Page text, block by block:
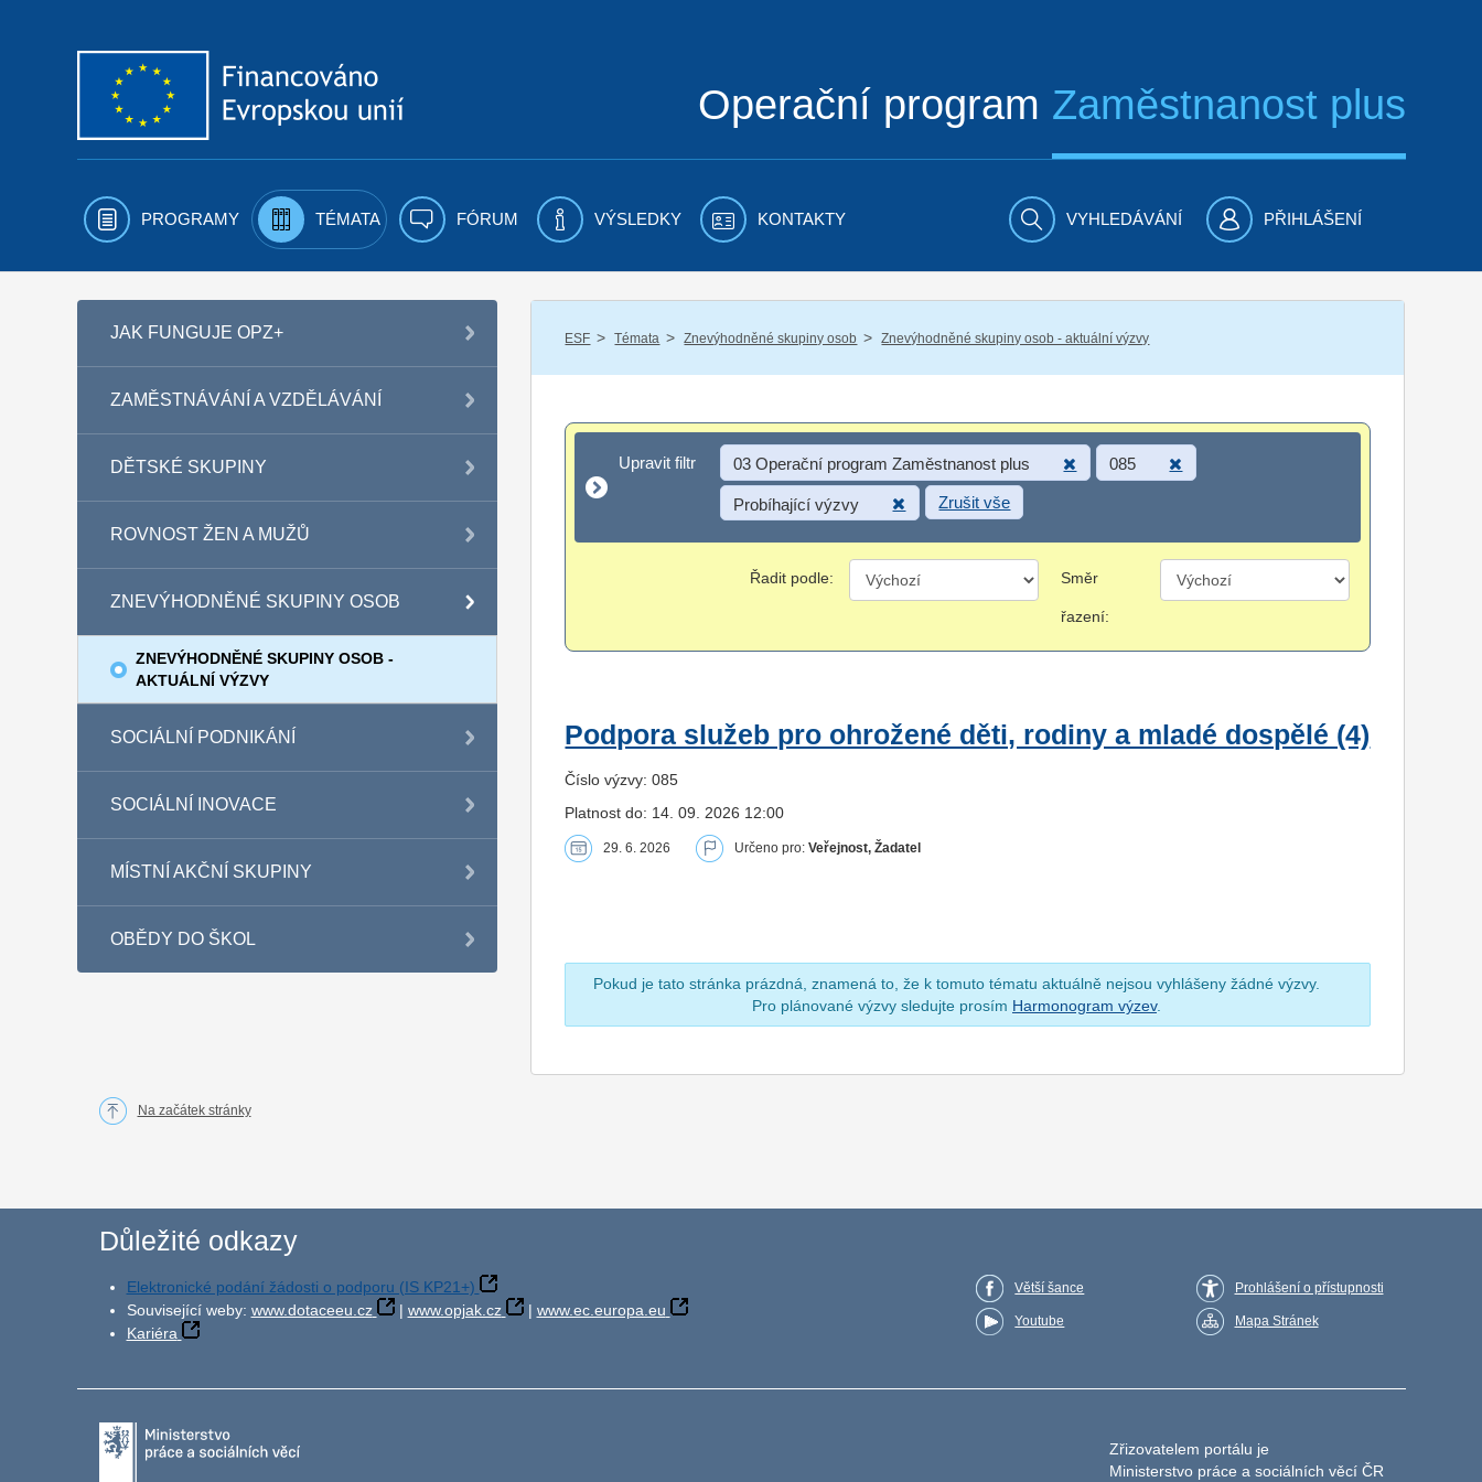
Operační program Zaměstnanost plus
PROGRAMY TÉMATA FÓRUM VÝSLEDKY KONTAKTY VYHLEDÁVÁNÍ PŘIHLÁŠENÍ
JAK FUNGUJE OPZ+
ZAMĚSTNÁVÁNÍ A VZDĚLÁVÁNÍ
DĚTSKÉ SKUPINY
ROVNOST ŽEN A MUŽŮ
ZNEVÝHODNĚNÉ SKUPINY OSOB
ZNEVÝHODNĚNÉ SKUPINY OSOB -
AKTUÁLNÍ VÝZVY
SOCIÁLNÍ PODNIKÁNÍ
SOCIÁLNÍ INOVACE
MÍSTNÍ AKČNÍ SKUPINY
OBĚDY DO ŠKOL
ESF / Témata / Znevýhodněné skupiny osob / Znevýhodněné skupiny osob - aktuální výzvy
Upravit filtr
Upravit filtr 03 Operační program Zaměstnanost plus 085
Probíhající výzvy Zrušit vše
Řadit podle: Směr
řazení:
Podpora služeb pro ohrožené děti, rodiny a mladé dospělé (4)
Číslo výzvy: 085
Platnost do: 14. 09. 2026 12:00
29. 6. 2026 Určeno pro:Veřejnost, Žadatel
Pokud je tato stránka prázdná, znamená to, že k tomuto tématu aktuálně nejsou vyhlášeny žádné výzvy.
Pro plánované výzvy sledujte prosím Harmonogram výzev.
Na začátek stránky
Důležité odkazy
Elektronické podání žádosti o podporu (IS KP21+)
Související weby: www.dotaceeu.cz | www.opjak.cz | www.ec.europa.eu
Kariéra
Větší šance
Youtube
Prohlášení o přístupnosti
Mapa Stránek
Zřizovatelem portálu je
Ministerstvo práce a sociálních věcí ČR